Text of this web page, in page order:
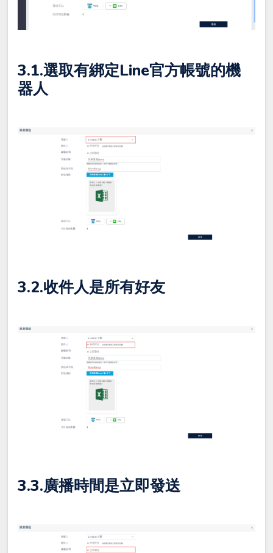
3.1.選取有綁定Line官方帳號的機
器人
3.2.收件人是所有好友
3.3.廣播時間是立即發送